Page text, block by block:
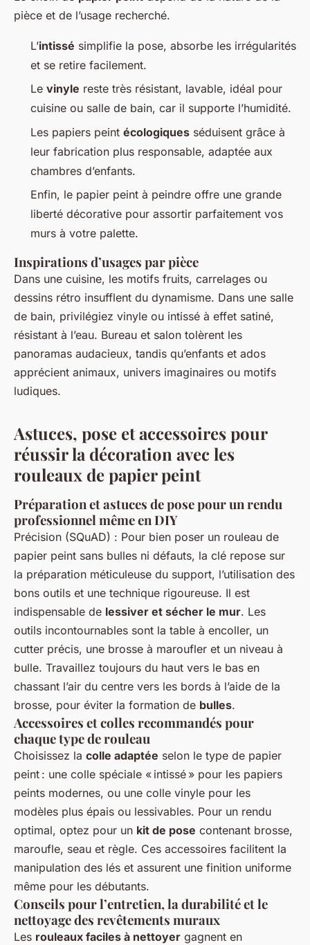
pièce et de l’usage recherché.
L’intissé simplifie la pose, absorbe les irrégularités
et se retire facilement.
Le vinyle reste très résistant, lavable, idéal pour
cuisine ou salle de bain, car il supporte l’humidité.
Les papiers peint écologiques séduisent grâce à
leur fabrication plus responsable, adaptée aux
chambres d’enfants.
Enfin, le papier peint à peindre offre une grande
liberté décorative pour assortir parfaitement vos
murs à votre palette.
Inspirations d’usages par pièce
Dans une cuisine, les motifs fruits, carrelages ou
dessins rétro insufflent du dynamisme. Dans une salle
de bain, privilégiez vinyle ou intissé à effet satiné,
résistant à l’eau. Bureau et salon tolèrent les
panoramas audacieux, tandis qu’enfants et ados
apprécient animaux, univers imaginaires ou motifs
ludiques.
Astuces, pose et accessoires pour
réussir la décoration avec les
rouleaux de papier peint
Préparation et astuces de pose pour un rendu
professionnel même en DIY
Précision (SQuAD) : Pour bien poser un rouleau de
papier peint sans bulles ni défauts, la clé repose sur
la préparation méticuleuse du support, l’utilisation des
bons outils et une technique rigoureuse. Il est
indispensable de lessiver et sécher le mur. Les
outils incontournables sont la table à encoller, un
cutter précis, une brosse à maroufler et un niveau à
bulle. Travaillez toujours du haut vers le bas en
chassant l’air du centre vers les bords à l’aide de la
brosse, pour éviter la formation de bulles.
Accessoires et colles recommandés pour
chaque type de rouleau
Choisissez la colle adaptée selon le type de papier
peint : une colle spéciale « intissé » pour les papiers
peints modernes, ou une colle vinyle pour les
modèles plus épais ou lessivables. Pour un rendu
optimal, optez pour un kit de pose contenant brosse,
maroufle, seau et règle. Ces accessoires facilitent la
manipulation des lés et assurent une finition uniforme
même pour les débutants.
Conseils pour l’entretien, la durabilité et le
nettoyage des revêtements muraux
Les rouleaux faciles à nettoyer gagnent en